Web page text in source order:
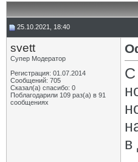
25.10.2021, 18:40
svett
Супер Модератор
Регистрация: 01.07.2014
Сообщений: 705
Сказал(а) спасибо: 0
Поблагодарили 109 раз(а) в 91
сообщениях
С
в